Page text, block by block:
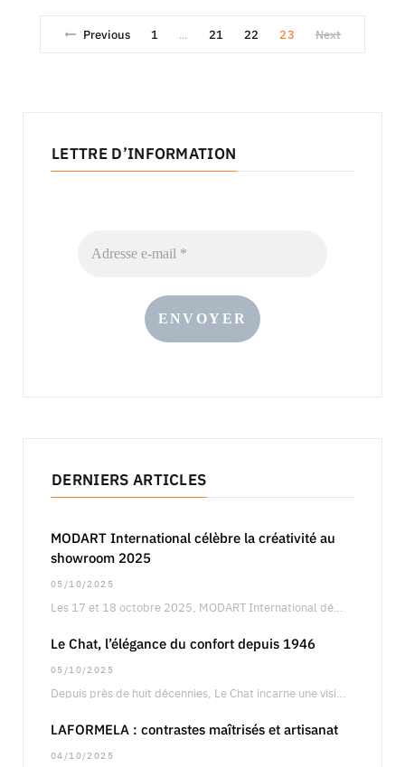
Previous 1 … 21 22 23 Next
LETTRE D’INFORMATION
DERNIERS ARTICLES
MODART International célèbre la créativité au
showroom 2025
05/10/2025
Le Chat, l’élégance du confort depuis 1946
05/10/2025
LAFORMELA : contrastes maîtrisés et artisanat
04/10/2025